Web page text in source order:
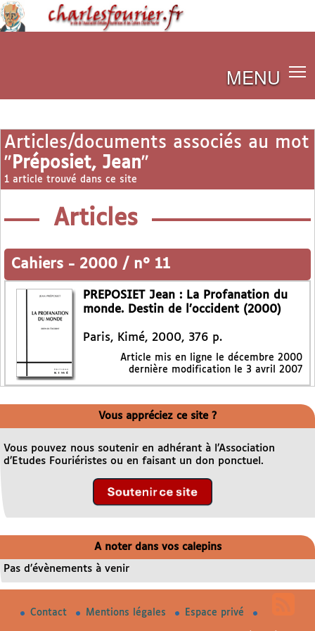
MENU
Articles/documents associés au mot
" Préposiet, Jean"
1 article trouvé dans ce site
Articles
Cahiers - 2000 / n° 11
PREPOSIET Jean : La Profanation du
monde. Destin de l’occident (2000)
Paris, Kimé, 2000, 376 p.
Article mis en ligne le décembre 2000
dernière modification le 3 avril 2007
Vous appréciez ce site ?
Vous pouvez nous soutenir en adhérant à l’Association
d’Etudes Fouriéristes ou en faisant un don ponctuel.
A noter dans vos calepins
Pas d’évènements à venir
Contact Mentions légales Espace privé